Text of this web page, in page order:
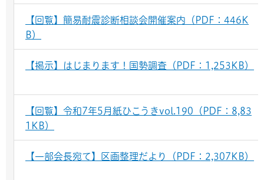
【回覧】簡易耐震診断相談会開催案内（PDF：446K
B）
【掲示】はじまります！国勢調査（PDF：1,253KB）
【回覧】令和7年5月紙ひこうきvol.190（PDF：8,83
1KB）
【一部会長宛て】区画整理だより（PDF：2,307KB）